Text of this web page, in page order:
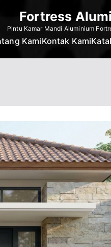
Fortress
Pintu Kamar Mandi Aluminium
KamiKontak Kami